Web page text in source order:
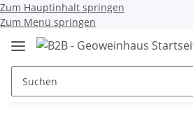
Zum Hauptinhalt springen
Zum Menü springen